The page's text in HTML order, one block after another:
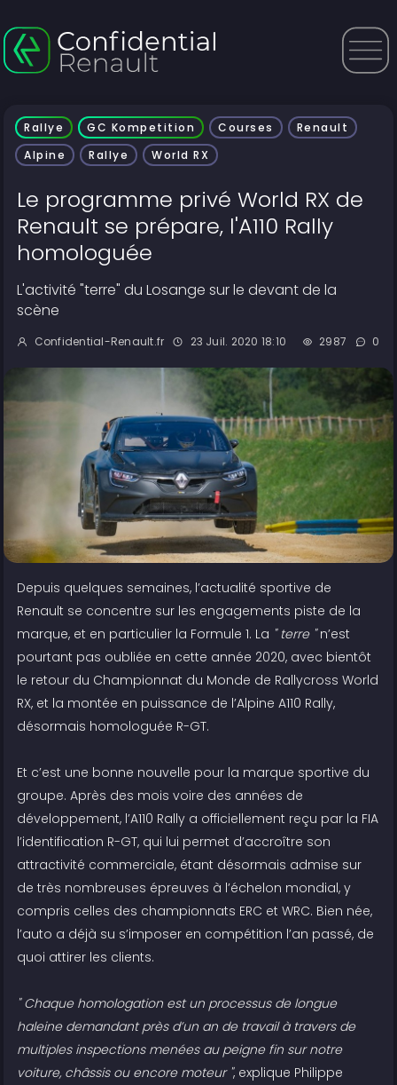
Rallye GC Kompetition Courses
Renault
Alpine
Rallye World RX
Le programme privé World RX de
Renault se prépare, l'A110 Rally
homologuée
L'activité "terre" du Losange sur le devant de la
scène
Confidential-Renault.fr 23 Juil. 2020 18:10 2987 0
Depuis quelques semaines, l’actualité sportive de
Renault se concentre sur les engagements piste de la
marque, et en particulier la Formule 1. La " terre "n’est
pourtant pas oubliée en cette année 2020, avec bientôt
le retour du Championnat du Monde de Rallycross World
RX, et la montée en puissance de l’Alpine A110 Rally,
désormais homologuée R-GT.
Et c’est une bonne nouvelle pour la marque sportive du
groupe. Après des mois voire des années de
développement, l’A110 Rally a officiellement reçu par la FIA
l’identification R-GT, qui lui permet d’accroître son
attractivité commerciale, étant désormais admise sur
de très nombreuses épreuves à l’échelon mondial, y
compris celles des championnats ERC et WRC. Bien née,
l’auto a déjà su s’imposer en compétition l’an passé, de
quoi attirer les clients.
" Chaque homologation est un processus de longue
haleine demandant près d’un an de travail à travers de
multiples inspections menées au peigne fin sur notre
voiture, châssis ou encore moteur ", explique Philippe